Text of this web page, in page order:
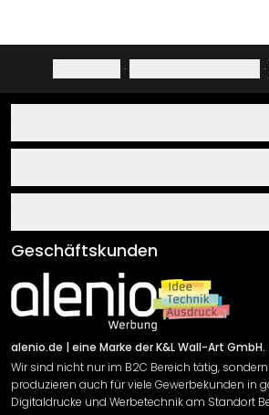
· ·
Über uns
Klebe- und Montageanleitungen
Newsletter An-/Abmeldung
Sendungsverfolgung
AGB
Impressum
Versand & Zahlung
Rücksendung
Widerrufsrecht
Datenschutzerklärung
Geschäftskunden
alenio.de | eine Marke der K&L Wall-Art GmbH.
Wir sind nicht nur im B2C Bereich tätig,
produzieren auch für viele Gewerbekunden in
Digitaldrucke und Werbetechnik am Standort